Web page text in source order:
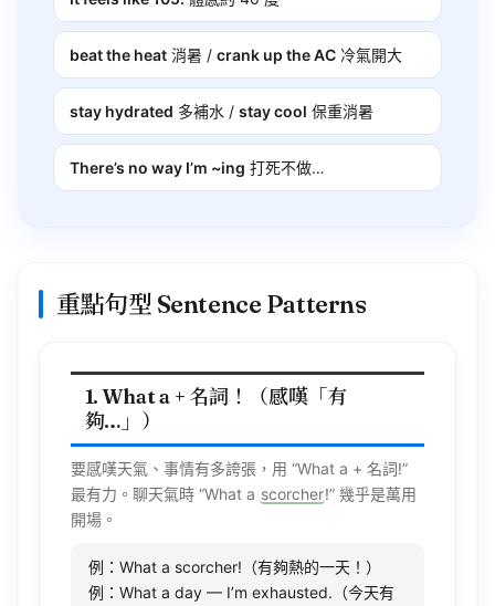
beat the heat 消暑 / crank up the AC 冷氣開大
stay hydrated 多補水 / stay cool 保重消暑
There’s no way I’m ~ing 打死不做…
重點句型 Sentence Patterns
1. What a + 名詞！（感嘆「有
夠…」）
要感嘆天氣、事情有多誇張，用 “What a + 名詞!”
最有力。聊天氣時 “What a scorcher!” 幾乎是萬用
開場。
例：What a scorcher!（有夠熱的一天！）
例：What a day — I’m exhausted.（今天有